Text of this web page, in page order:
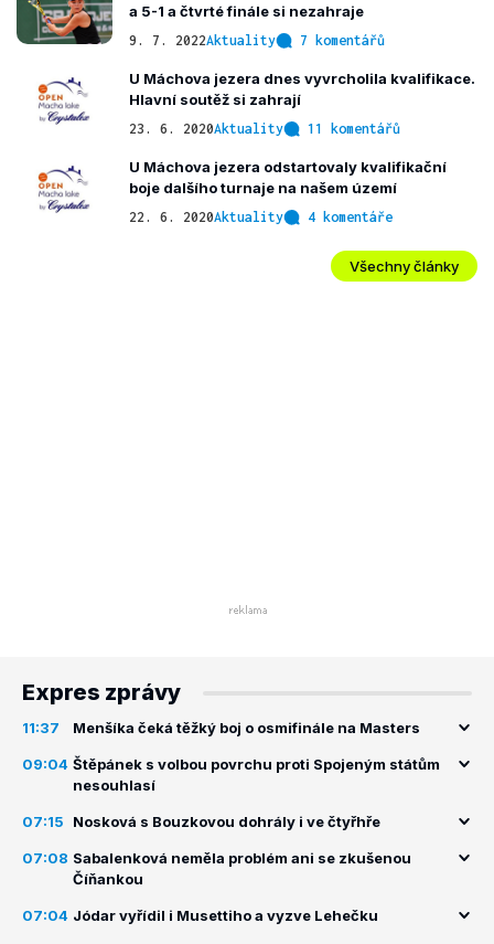
a 5-1 a čtvrté finále si nezahraje
9. 7. 2022Aktuality 7 komentářů
U Máchova jezera dnes vyvrcholila kvalifikace.
Hlavní soutěž si zahrají
23. 6. 2020Aktuality 11 komentářů
U Máchova jezera odstartovaly kvalifikační
boje dalšího turnaje na našem území
22. 6. 2020Aktuality 4 komentáře
Všechny články
Expres zprávy
11:37 Menšíka čeká těžký boj o osmifinále na Masters
09:04 Štěpánek s volbou povrchu proti Spojeným státům
nesouhlasí
07:15 Nosková s Bouzkovou dohrály i ve čtyřhře
07:08 Sabalenková neměla problém ani se zkušenou
Číňankou
07:04 Jódar vyřídil i Musettiho a vyzve Lehečku